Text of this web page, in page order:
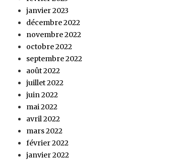
janvier 2023
décembre 2022
novembre 2022
octobre 2022
septembre 2022
août 2022
juillet 2022
juin 2022
mai 2022
avril 2022
mars 2022
février 2022
janvier 2022